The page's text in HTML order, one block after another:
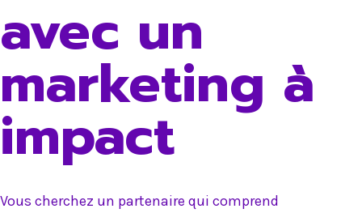
avec un
marketing à
impact
Vous cherchez un partenaire qui comprend